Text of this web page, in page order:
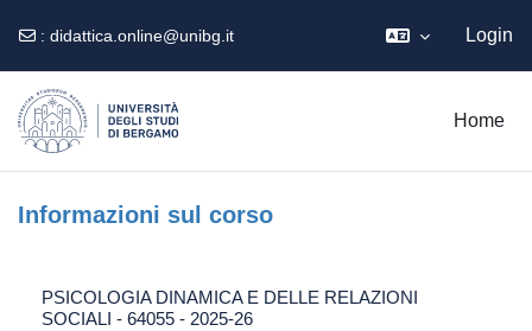
: didattica.online@unibg.it Login
Home
Informazioni sul corso
PSICOLOGIA DINAMICA E DELLE RELAZIONI
SOCIALI - 64055 - 2025-26